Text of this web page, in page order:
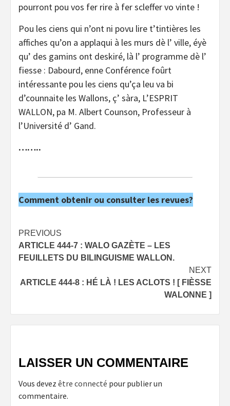
pourront pou vos fer rire à fer scleffer vo vinte !
Pou les ciens qui n’ont ni povu lire t’tintières les
affiches qu’on a applaqui à les murs dè l’ ville, éyè
qu’ des gamins ont deskiré, là l’ programme dè l’
fiesse : Dabourd, enne Conférence foûrt
intéressante pou les ciens qu’ça leu va bi
d’counnaite les Wallons, ç’ sàra, L’ESPRIT
WALLON, pa M. Albert Counson, Professeur à
l’Université d’ Gand.
……..
Comment obtenir ou consulter les revues?
Post
navigation
PREVIOUS
ARTICLE 444-7 : WALO GAZÈTE – LES
FEUILLETS DU BILINGUISME WALLON.
NEXT
ARTICLE 444-8 : HÉ LÀ ! LES ACLOTS ! [ FIÈSSE
WALONNE ]
LAISSER UN COMMENTAIRE
Vous devez être connecté pour publier un
commentaire.